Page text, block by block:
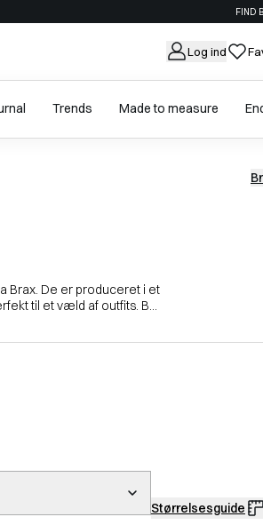
FIND
Log ind
Trends Made to measure
Brax. De er produceret i et
til et væld af outfits. B...
Størrelsesguide